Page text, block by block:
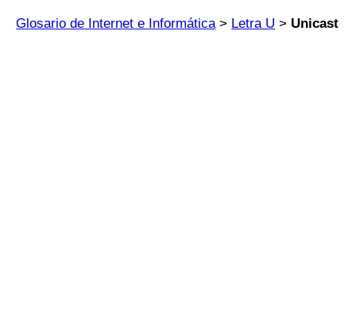
Glosario de Internet e Informática> Letra U > Unicast